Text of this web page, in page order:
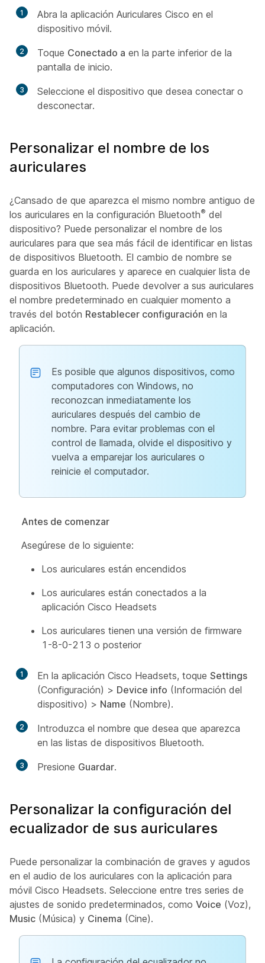
1
Abra la aplicación Auriculares Cisco en el
dispositivo móvil.
2 Toque Conectado a en la parte inferior de la
pantalla de inicio.
3
Seleccione el dispositivo que desea conectar o
desconectar.
Personalizar el nombre de los
auriculares
¿Cansado de que aparezca el mismo nombre antiguo de
los auriculares en la configuración Bluetooth® del
dispositivo? Puede personalizar el nombre de los
auriculares para que sea más fácil de identificar en listas
de dispositivos Bluetooth. El cambio de nombre se
guarda en los auriculares y aparece en cualquier lista de
dispositivos Bluetooth. Puede devolver a sus auriculares
el nombre predeterminado en cualquier momento a
través del botón Restablecer configuración en la
aplicación.
Es posible que algunos dispositivos, como
computadores con Windows, no
reconozcan inmediatamente los
auriculares después del cambio de
nombre. Para evitar problemas con el
control de llamada, olvide el dispositivo y
vuelva a emparejar los auriculares o
reinicie el computador.
Antes de comenzar
Asegúrese de lo siguiente:
Los auriculares están encendidos
Los auriculares están conectados a la
aplicación Cisco Headsets
Los auriculares tienen una versión de firmware
1-8-0-213 o posterior
1 En la aplicación Cisco Headsets, toque Settings
(Configuración) > Device info (Información del
dispositivo) > Name (Nombre).
2
Introduzca el nombre que desea que aparezca
en las listas de dispositivos Bluetooth.
3 Presione Guardar.
Personalizar la configuración del
ecualizador de sus auriculares
Puede personalizar la combinación de graves y agudos
en el audio de los auriculares con la aplicación para
móvil Cisco Headsets. Seleccione entre tres series de
ajustes de sonido predeterminados, como Voice (Voz),
Music (Música) y Cinema (Cine).